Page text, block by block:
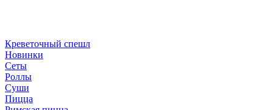
Креветочный спешл
Новинки
Сеты
Роллы
Суши
Пицца